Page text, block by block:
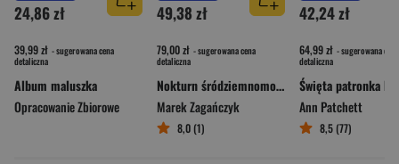
24,86 zł
39,99 zł - sugerowana cena
detaliczna
Album maluszka
Opracowanie Zbiorowe
49,38 zł
79,00 zł - sugerowana cena
detaliczna
Nokturn śródziemnomorski
Marek Zagańczyk
8,0 (1)
42,24 zł
64,99 zł - sugerowana cena
detaliczna
Ann Patchett
8,5 (77)